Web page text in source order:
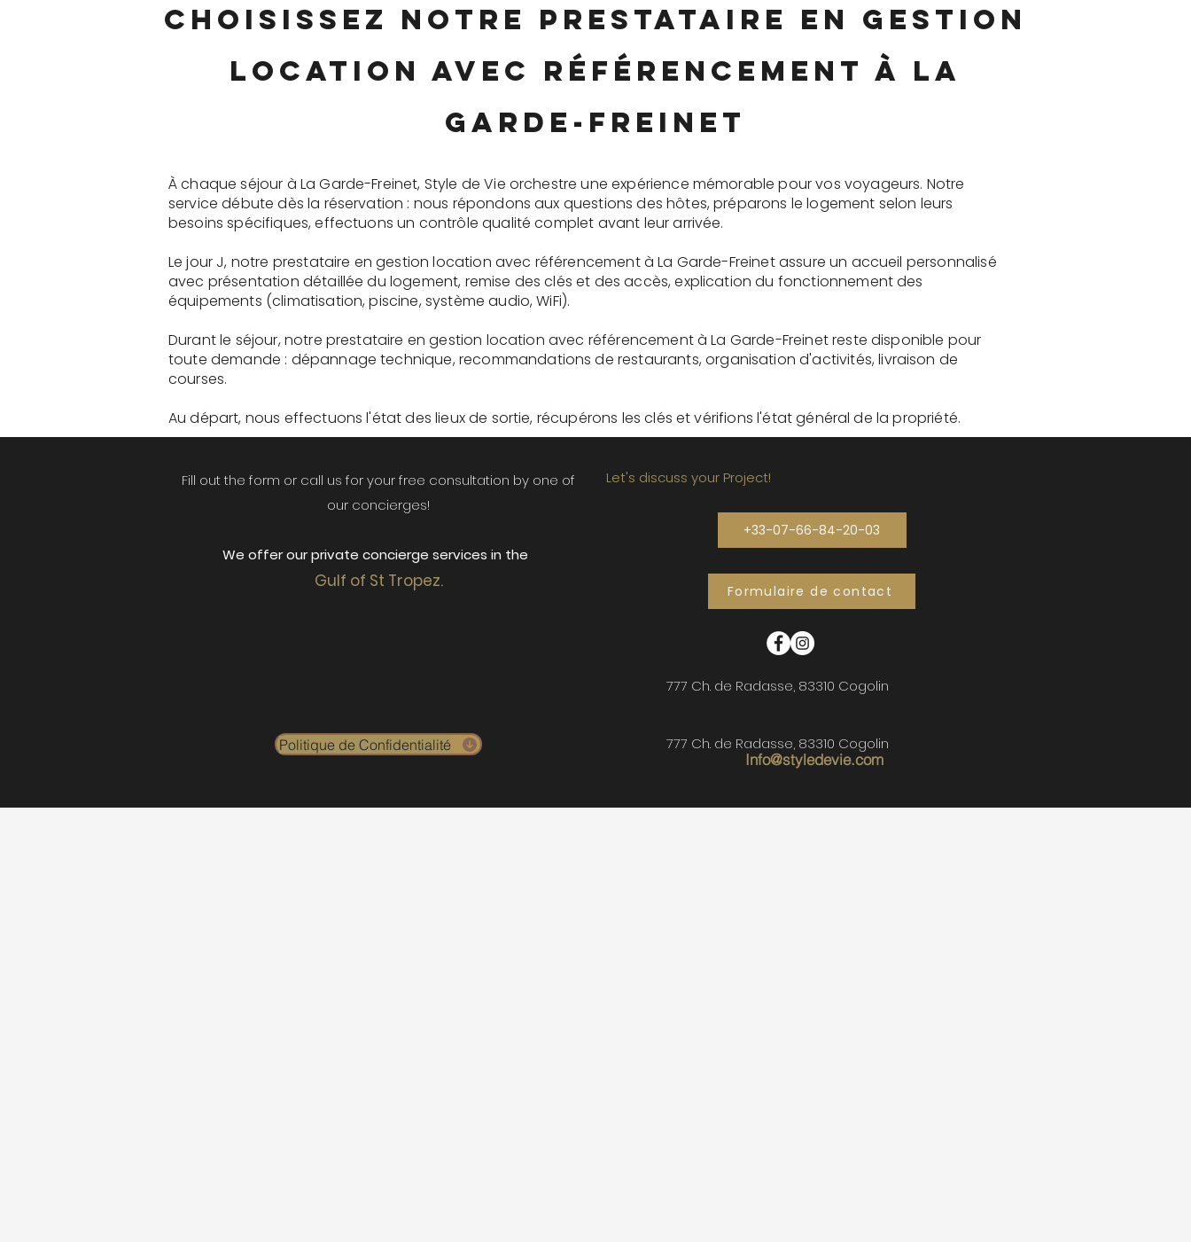
Choisissez notre prestataire en gestion
location avec référencement à La
Garde-Freinet
À chaque séjour à La Garde-Freinet, Style de Vie orchestre une expérience mémorable pour vos voyageurs. Notre
service débute dès la réservation : nous répondons aux questions des hôtes, préparons le logement selon leurs
besoins spécifiques, effectuons un contrôle qualité complet avant leur arrivée.
Le jour J, notre prestataire en gestion location avec référencement à La Garde-Freinet assure un accueil personnalisé
avec présentation détaillée du logement, remise des clés et des accès, explication du fonctionnement des
équipements (climatisation, piscine, système audio, WiFi).
Durant le séjour, notre prestataire en gestion location avec référencement à La Garde-Freinet reste disponible pour
toute demande : dépannage technique, recommandations de restaurants, organisation d'activités, livraison de
courses.
Au départ, nous effectuons l'état des lieux de sortie, récupérons les clés et vérifions l'état général de la propriété.
Fill out the form or call us for your free consultation by one of
our concierges!
We offer our private concierge services in the
Gulf of St Tropez.
Politique de Confidentialité
Let's discuss your Project!
+33-07-66-84-20-03
Formulaire de contact
777 Ch. de Radasse, 83310 Cogolin
Info@styledevie.com
777 Ch. de Radasse, 83310 Cogolin